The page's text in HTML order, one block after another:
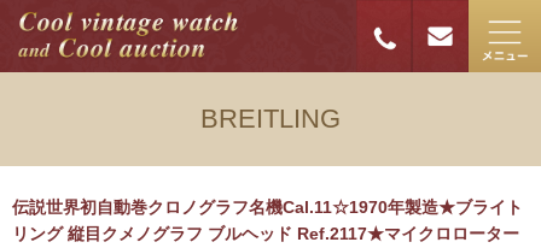
BREITLING
伝説世界初自動巻クロノグラフ名機Cal.11☆1970年製造★ブライト
リング 縦目クメノグラフ ブルヘッド Ref.2117★マイクロローター